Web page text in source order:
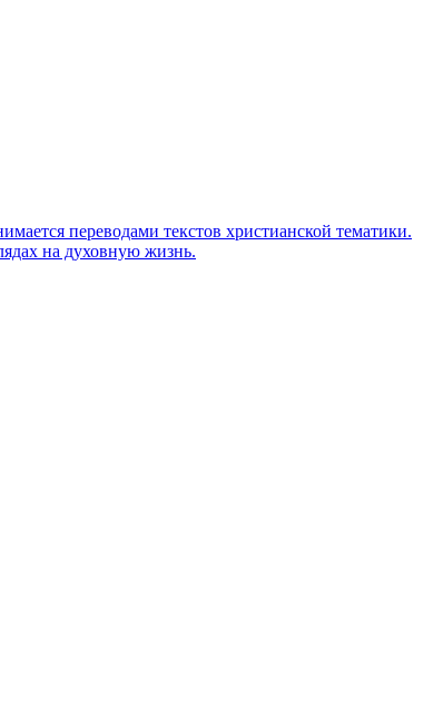
переводами текстов христианской тематики.
на духовную жизнь.